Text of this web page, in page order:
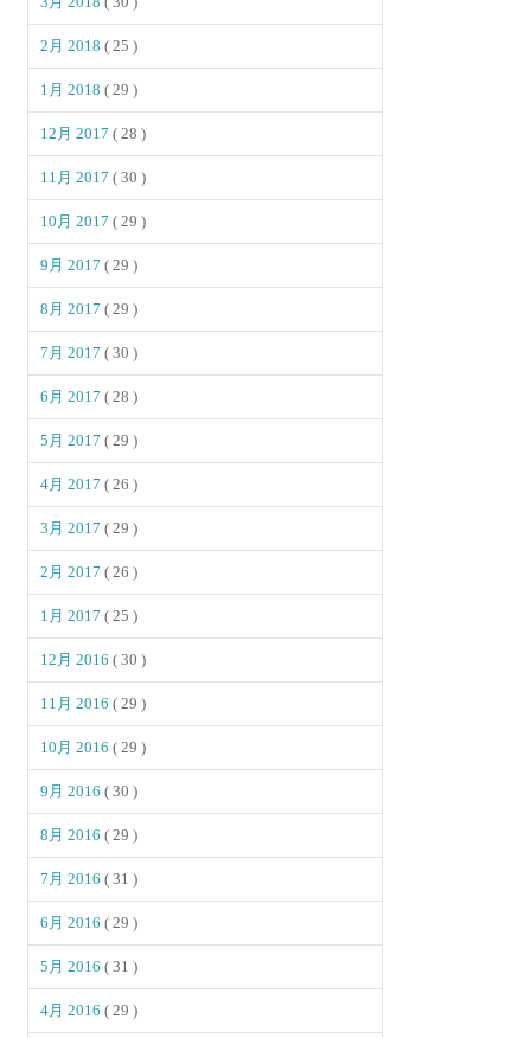
2月 2018( 25 )
1月 2018( 29 )
12月 2017( 28 )
11月 2017( 30 )
10月 2017( 29 )
9月 2017( 29 )
8月 2017( 29 )
7月 2017( 30 )
6月 2017( 28 )
5月 2017( 29 )
4月 2017( 26 )
3月 2017( 29 )
2月 2017( 26 )
1月 2017( 25 )
12月 2016( 30 )
11月 2016( 29 )
10月 2016( 29 )
9月 2016( 30 )
8月 2016( 29 )
7月 2016( 31 )
6月 2016( 29 )
5月 2016( 31 )
4月 2016( 29 )